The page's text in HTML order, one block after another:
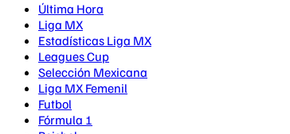
Última Hora
Liga MX
Estadísticas Liga MX
Leagues Cup
Selección Mexicana
Liga MX Femenil
Futbol
Fórmula 1